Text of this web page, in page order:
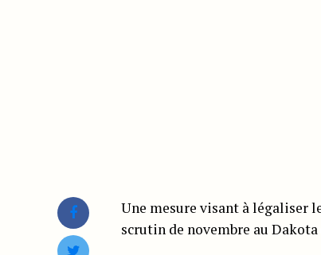
Une mesure visant à légaliser
scrutin de novembre au Dakota